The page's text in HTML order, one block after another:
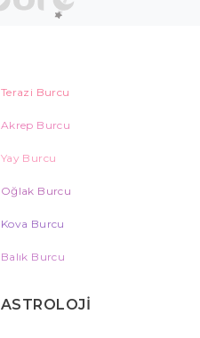
Terazi Burcu
Akrep Burcu
Yay Burcu
Oğlak Burcu
Kova Burcu
Balık Burcu
ASTROLOJİ